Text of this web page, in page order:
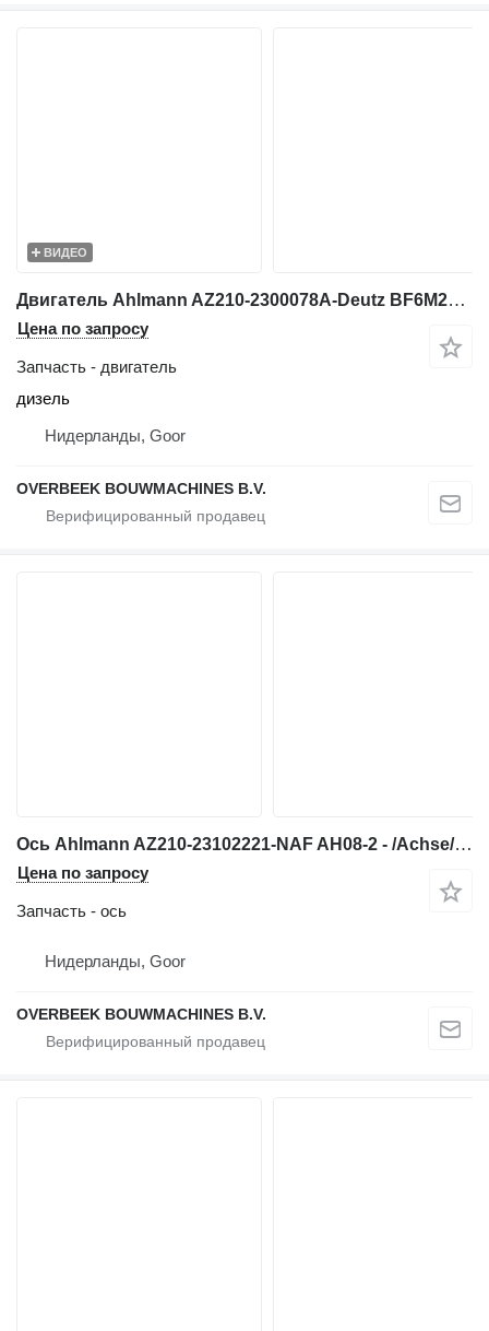
ВИДЕО
Двигатель Ahlmann AZ210-2300078A-Deutz BF6M2012C- /Motor для фронтального погрузчика
Цена по запросу
Запчасть - двигатель
дизель
Нидерланды, Goor
OVERBEEK BOUWMACHINES B.V.
Ось Ahlmann AZ210-23102221-NAF AH08-2 - /Achse/As для фронтального погрузчика
Цена по запросу
Запчасть - ось
Нидерланды, Goor
OVERBEEK BOUWMACHINES B.V.